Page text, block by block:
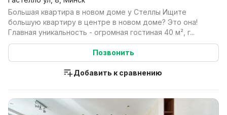
Большая квартира в новом доме у Стеллы Ищите
большую квартиру в центре в новом доме? Это она!
Главная уникальность - огромная гостиная 40 м², г...
Позвонить
Добавить к сравнению